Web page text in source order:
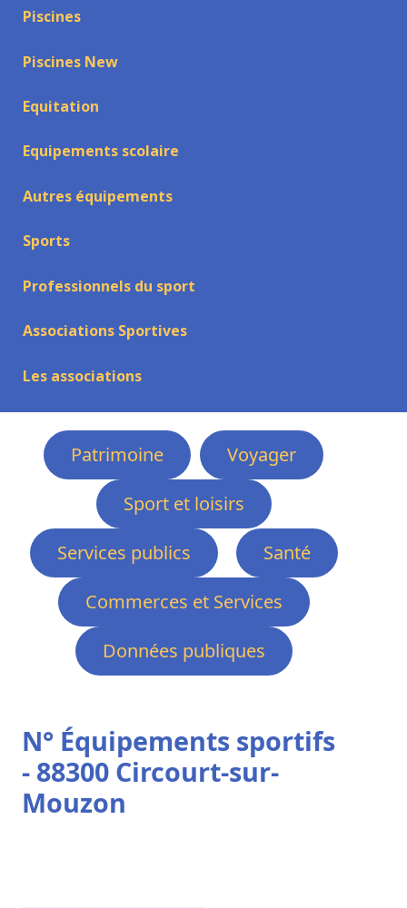
Piscines
Piscines New
Equitation
Equipements scolaire
Autres équipements
Sports
Professionnels du sport
Associations Sportives
Les associations
Patrimoine
Voyager
Sport et loisirs
Services publics
Santé
Commerces et Services
Données publiques
N° Équipements sportifs
- 88300 Circourt-sur-
Mouzon